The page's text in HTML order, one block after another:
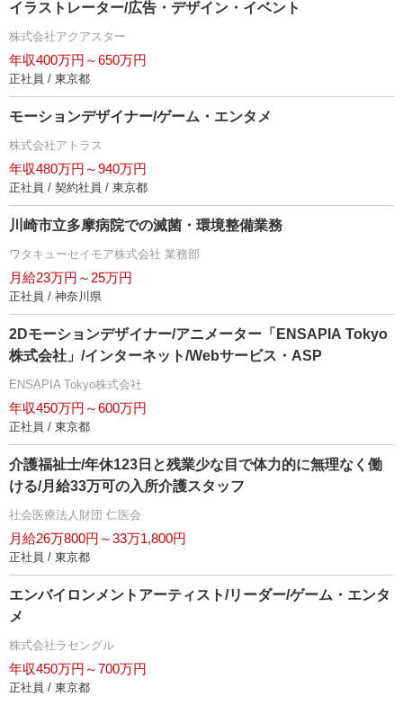
イラストレーター/広告・デザイン・イベント
株式会社アクアスター
年収400万円～650万円
正社員 / 東京都
モーションデザイナー/ゲーム・エンタメ
株式会社アトラス
年収480万円～940万円
正社員 / 契約社員 / 東京都
川崎市立多摩病院での滅菌・環境整備業務
ワタキューセイモア株式会社 業務部
月給23万円～25万円
正社員 / 神奈川県
2Dモーションデザイナー/アニメーター「ENSAPIA Tokyo
株式会社」/インターネット/Webサービス・ASP
ENSAPIA Tokyo株式会社
年収450万円～600万円
正社員 / 東京都
介護福祉士/年休123日と残業少な目で体力的に無理なく働
ける/月給33万可の入所介護スタッフ
社会医療法人財団 仁医会
月給26万800円～33万1,800円
正社員 / 東京都
エンバイロンメントアーティスト/リーダー/ゲーム・エンタ
メ
株式会社ラセングル
年収450万円～700万円
正社員 / 東京都